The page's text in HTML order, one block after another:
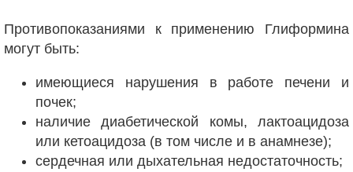
Противопоказаниями к применению Глиформина
могут быть:
имеющиеся нарушения в работе печени и
почек;
наличие диабетической комы, лактоацидоза
или кетоацидоза (в том числе и в анамнезе);
сердечная или дыхательная недостаточность;